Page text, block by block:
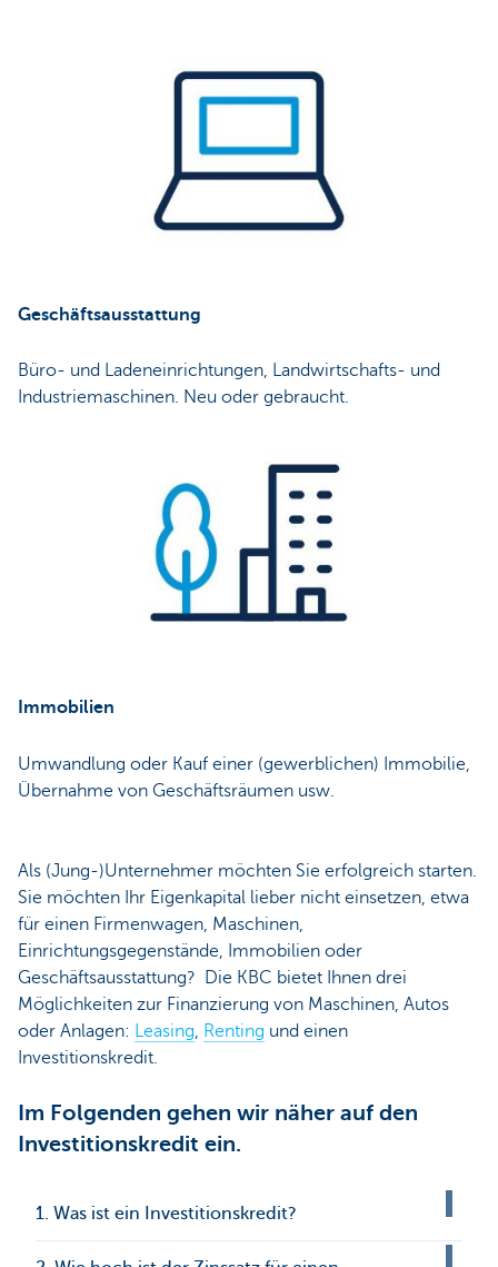
Geschäftsausstattung
Büro- und Ladeneinrichtungen, Landwirtschafts- und
Industriemaschinen. Neu oder gebraucht.
Immobilien
Umwandlung oder Kauf einer (gewerblichen) Immobilie,
Übernahme von Geschäftsräumen usw.
Als (Jung-)Unternehmer möchten Sie erfolgreich starten.
Sie möchten Ihr Eigenkapital lieber nicht einsetzen, etwa
für einen Firmenwagen, Maschinen,
Einrichtungsgegenstände, Immobilien oder
Geschäftsausstattung? Die KBC bietet Ihnen drei
Möglichkeiten zur Finanzierung von Maschinen, Autos
oder Anlagen:
Leasing Renting und einen
Investitionskredit.
Im Folgenden gehen wir näher auf den
Investitionskredit ein.
1. Was ist ein Investitionskredit?